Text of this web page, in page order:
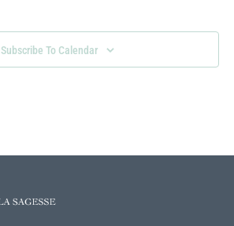
Subscribe To Calendar